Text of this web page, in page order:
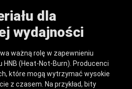
dla
wydajności
ważną rolę w zapewnieniu
(Heat-Not-Burn). Producenci
które mogą wytrzymać wysokie
z czasem. Na przykład, bity